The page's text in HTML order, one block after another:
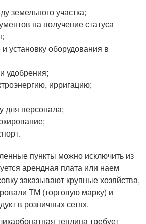
земельного участка;
на получение статуса
установку оборудования в
удобрения;
ирригацию;
для персонала;
пункты можно исключить из
арендная плата или наем
заказывают крупные хозяйства,
ТМ (торговую марку) и
в розничных сетях.
теплица требует